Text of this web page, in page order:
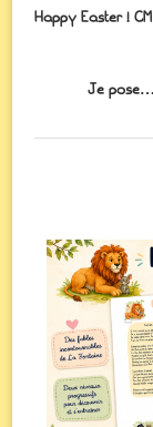
Happy Easter ! CM
Je pose…